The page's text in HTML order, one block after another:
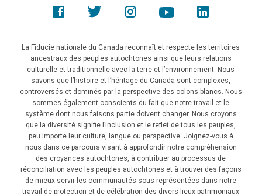
La Fiducie nationale du Canada reconnaît et respecte les territoires
ancestraux des peuples autochtones ainsi que leurs relations
culturelle et traditionnelle avec la terre et l’environnement. Nous
savons que l’histoire et l’héritage du Canada sont complexes,
controversés et dominés par la perspective des colons blancs. Nous
sommes également conscients du fait que notre travail et le
système dont nous faisons partie doivent changer. Nous croyons
que la diversité signifie l’inclusion et le reflet de tous les peuples,
peu importe leur culture, langue ou perspective. Joignez-vous à
nous dans ce parcours visant à approfondir notre compréhension
des croyances autochtones, à contribuer au processus de
réconciliation avec les peuples autochtones et à trouver des façons
de mieux servir les communautés sous-représentées dans notre
travail de protection et de célébration des divers lieux patrimoniaux